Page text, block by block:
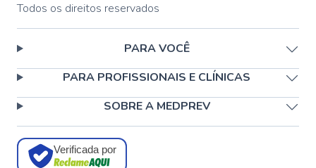
Todos os direitos reservados
PARA VOCÊ
PARA PROFISSIONAIS E CLÍNICAS
SOBRE A MEDPREV
Verificada por